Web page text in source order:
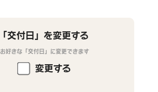
「交付日」を変更する
お好きな「交付日」に変更できます
変更する